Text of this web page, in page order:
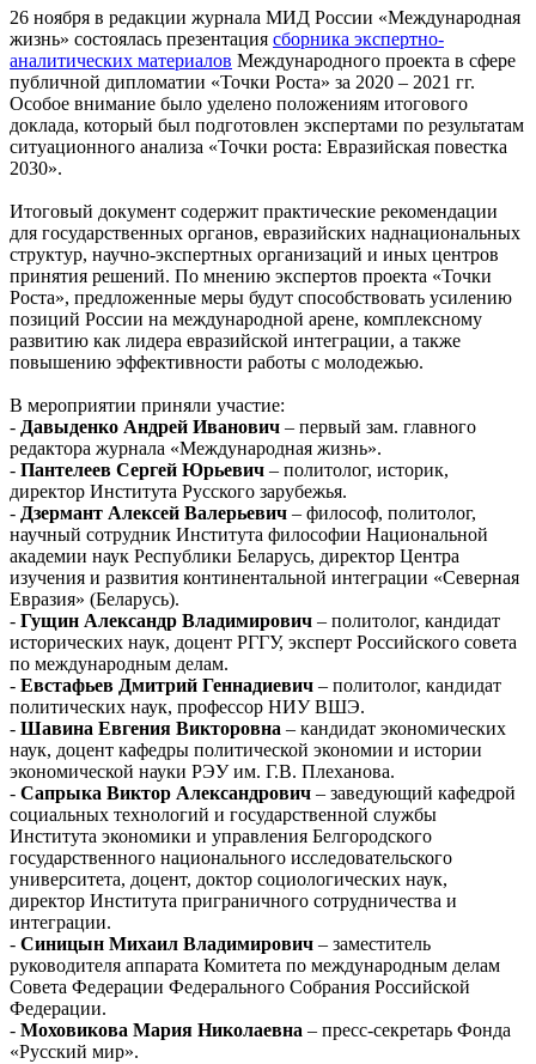
26 ноября в редакции журнала МИД России «Международная
жизнь» состоялась презентация сборника экспертно-
аналитических материалов Международного проекта в сфере
публичной дипломатии «Точки Роста» за 2020 – 2021 гг.
Особое внимание было уделено положениям итогового
доклада, который был подготовлен экспертами по результатам
ситуационного анализа «Точки роста: Евразийская повестка
2030».
Итоговый документ содержит практические рекомендации
для государственных органов, евразийских наднациональных
структур, научно-экспертных организаций и иных центров
принятия решений. По мнению экспертов проекта «Точки
Роста», предложенные меры будут способствовать усилению
позиций России на международной арене, комплексному
развитию как лидера евразийской интеграции, а также
повышению эффективности работы с молодежью.
В мероприятии приняли участие:
- Давыденко Андрей Иванович – первый зам. главного
редактора журнала «Международная жизнь».
- Пантелеев Сергей Юрьевич – политолог, историк,
директор Института Русского зарубежья.
- Дзермант Алексей Валерьевич – философ, политолог,
научный сотрудник Института философии Национальной
академии наук Республики Беларусь, директор Центра
изучения и развития континентальной интеграции «Северная
Евразия» (Беларусь).
- Гущин Александр Владимирович – политолог, кандидат
исторических наук, доцент РГГУ, эксперт Российского совета
по международным делам.
- Евстафьев Дмитрий Геннадиевич – политолог, кандидат
политических наук, профессор НИУ ВШЭ.
- Шавина Евгения Викторовна – кандидат экономических
наук, доцент кафедры политической экономии и истории
экономической науки РЭУ им. Г.В. Плеханова.
- Сапрыка Виктор Александрович – заведующий кафедрой
социальных технологий и государственной службы
Института экономики и управления Белгородского
государственного национального исследовательского
университета, доцент, доктор социологических наук,
директор Института приграничного сотрудничества и
интеграции.
- Синицын Михаил Владимирович – заместитель
руководителя аппарата Комитета по международным делам
Совета Федерации Федерального Собрания Российской
Федерации.
- Моховикова Мария Николаевна – пресс-секретарь Фонда
«Русский мир».